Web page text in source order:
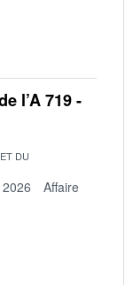
l’A 719 -
DU
Affaire